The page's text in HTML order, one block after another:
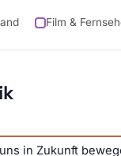
Film &
in Zukunft